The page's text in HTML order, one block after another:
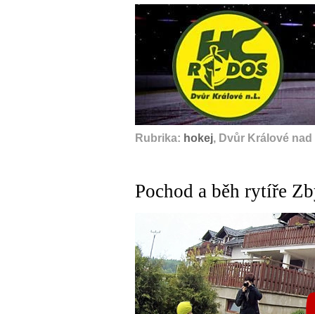
Rubrika: hokej, Dvůr Králové
Pochod a běh rytíře